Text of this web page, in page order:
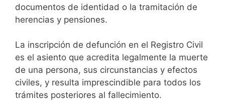
documentos de identidad o la tramitación de
herencias y pensiones.
La inscripción de defunción en el Registro Civil
es el asiento que acredita legalmente la muerte
de una persona, sus circunstancias y efectos
civiles, y resulta imprescindible para todos los
trámites posteriores al fallecimiento.